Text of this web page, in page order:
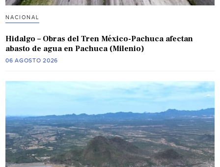
NACIONAL
Hidalgo – Obras del Tren México-Pachuca afectan
abasto de agua en Pachuca (Milenio)
06 AGOSTO 2026